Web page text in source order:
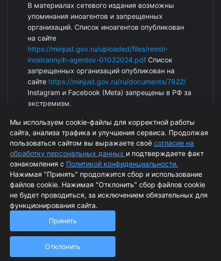
В материалах сетевого издания возможны
упоминания иноагентов и запрещенных
организаций. Список иноагентов опубликован
на сайте
https://minjust.gov.ru/uploaded/files/reestr-
inostrannyih-agentov-01032024.pdf Список
запрещенных организаций опубликован на
сайте https://minjust.gov.ru/ru/documents/7822/
Instagram и Facebook (Metа) запрещены в РФ за
экстремизм.
© ArcticPost. Информация сайта защищена законом об
авторских правах.
Согласие на обработку персональных данных
Политика обработки персональных данных
Powered by
Мы используем cookie-файлы для корректной работы
сайта, анализа трафика и улучшения сервиса. Продолжая
пользоваться сайтом вы выражаете своё согласие на
обработку персональных данных и подтверждаете факт
ознакомления с Политикой конфиденциальности.
Нажимая "Принять" продолжится сбор и использование
файлов cookie. Нажимая "Отклонить" сбор файлов cookie
не будет проводиться, за исключением обязательных для
функционирования сайта.
Принять
Отклонить